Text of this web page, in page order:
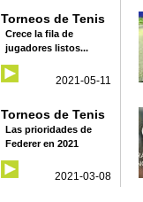
Torneos de Tenis
Crece la fila de
jugadores listos...
2021-05-11
Torneos de Tenis
Las prioridades de
Federer en 2021
2021-03-08